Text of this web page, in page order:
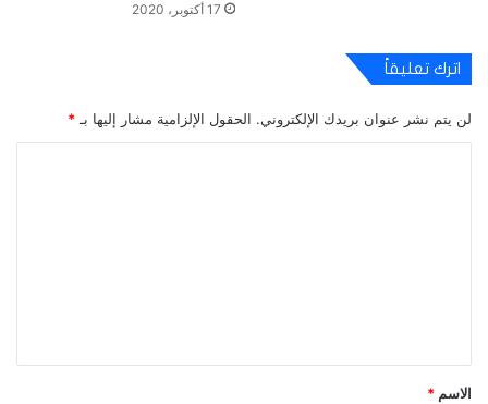
17 أكتوبر، 2020
اترك تعليقاً
لن يتم نشر عنوان بريدك الإلكتروني. الحقول الإلزامية مشار إليها بـ *
*
الاسم *